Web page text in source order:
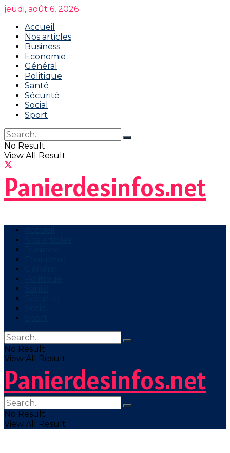
jeudi, août 6, 2026
Accueil
Nos articles
Business
Economie
Général
Politique
Santé
Sécurité
Social
Sport
No Result
View All Result
Panierdesinfos.net
No Result
View All Result
Panierdesinfos.net
No Result
View All Result